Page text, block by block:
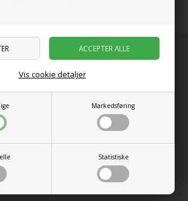
Markedsføring
Statistiske
Vis cookie detaljer